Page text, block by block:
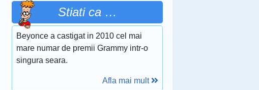
Stiati ca …
Beyonce a castigat in 2010 cel mai
mare numar de premii Grammy intr-o
singura seara.
Afla mai mult